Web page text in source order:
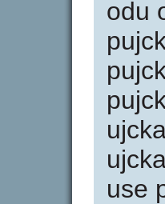
odu
use